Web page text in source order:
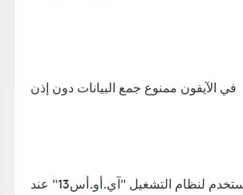
في الآيفون ممنوع جمع البيانات دون إذن
وسيلاحظ المستخدم لنظام التشغيل "آي.أو.أس13" عند